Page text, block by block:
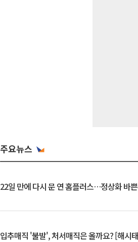
주요뉴스
22일 만에 다시 문 연 홈플러스…정상화 바
입추매직 '불발', 처서매직은 올까요? [해시